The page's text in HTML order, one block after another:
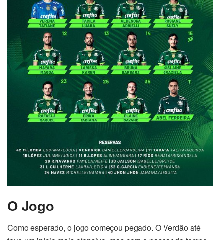
O Jogo
Como esperado, o jogo começou pegado. O Verdão até